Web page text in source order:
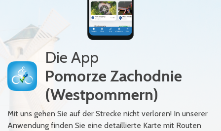
Die App
Pomorze Zachodnie
(Westpommern)
Mit uns gehen Sie auf der Strecke nicht verloren! In unserer
Anwendung finden Sie eine detaillierte Karte mit Routen